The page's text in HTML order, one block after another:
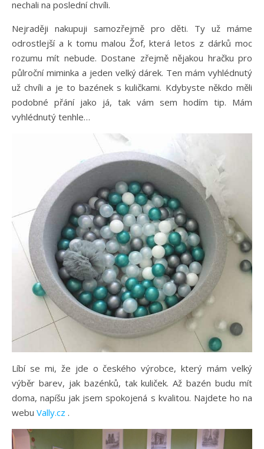
nechali na poslední chvíli.
Nejraději nakupuji samozřejmě pro děti. Ty už máme
odrostlejší a k tomu malou Žof, která letos z dárků moc
rozumu mít nebude. Dostane zřejmě nějakou hračku pro
půlroční miminka a jeden velký dárek. Ten mám vyhlédnutý
už chvíli a je to bazének s kuličkami. Kdybyste někdo měli
podobné přání jako já, tak vám sem hodím tip. Mám
vyhlédnutý tenhle…
Líbí se mi, že jde o českého výrobce, který mám velký
výběr barev, jak bazénků, tak kuliček. Až bazén budu mít
doma, napíšu jak jsem spokojená s kvalitou. Najdete ho na
webu Vally.cz .